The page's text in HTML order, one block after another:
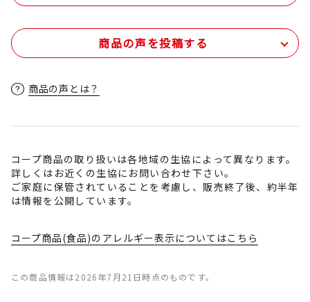
商品の声を投稿する
商品の声とは？
コープ商品の取り扱いは各地域の生協によって異なります。
詳しくはお近くの生協にお問い合わせ下さい。
ご家庭に保管されていることを考慮し、販売終了後、約半年
は情報を公開しています。
コープ商品(食品)のアレルギー表示についてはこちら
この商品情報は2026年7月21日時点のものです。